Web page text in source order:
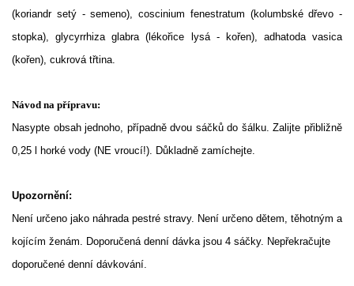
(koriandr setý - semeno), coscinium fenestratum (kolumbské dřevo -
stopka), glycyrrhiza glabra (lékořice lysá - kořen), adhatoda vasica
(kořen), cukrová třtina.
Návod na přípravu:
Nasypte obsah jednoho, případně dvou sáčků do šálku. Zalijte přibližně
0,25 l horké vody (NE vroucí!). Důkladně zamíchejte.
Upozornění:
Není určeno jako náhrada pestré stravy. Není určeno dětem, těhotným a
kojícím ženám. Doporučená denní dávka jsou 4 sáčky. Nepřekračujte
doporučené denní dávkování.